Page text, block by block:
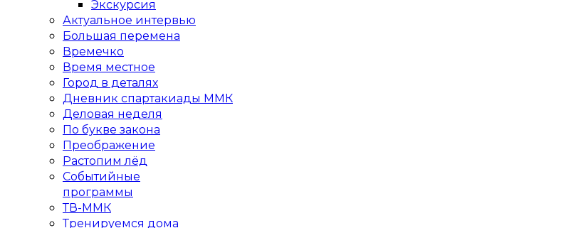
Экскурсия
Актуальное интервью
Большая перемена
Времечко
Время местное
Город в деталях
Дневник спартакиады ММК
Деловая неделя
По букве закона
Преображение
Растопим лёд
Событийные
программы
ТВ-ММК
Тренируемся дома